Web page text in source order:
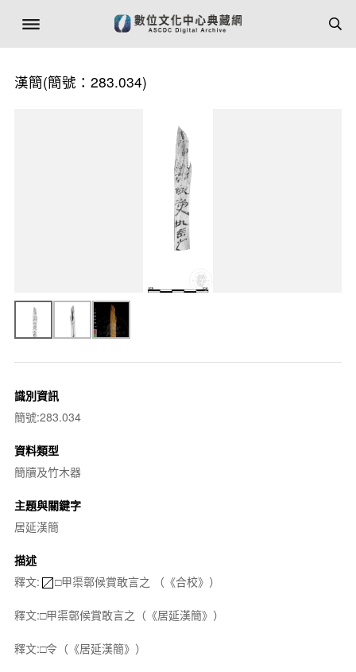
漢簡(簡號：283.034)
識別資訊
簡號:283.034
資料類型
簡牘及竹木器
主題與關鍵字
居延漢簡
描述
釋文:
□甲渠鄣候賞敢言之 （《合校》）
釋文:□甲渠鄣候賞敢言之（《居延漢簡》）
釋文:□令（《居延漢簡》）